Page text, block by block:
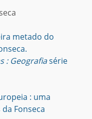
metado do
: Geografiasérie
: uma
Fonseca